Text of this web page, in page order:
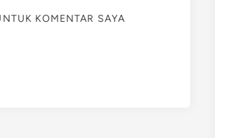
KOMENTAR SAYA